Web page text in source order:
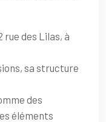
des Lilas, à
sa structure
des
éléments